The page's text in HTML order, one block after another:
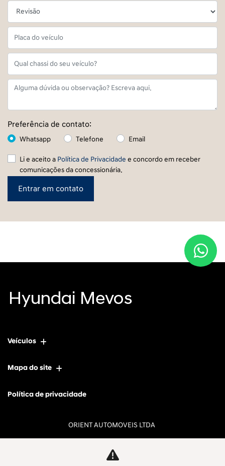
Preferência de contato:
Whatsapp Telefone Email
Li e aceito a Política de Privacidade e concordo em receber
comunicações da concessionária.
Entrar em contato
Veículos
Mapa do site
Política de privacidade
ORIENT AUTOMOVEIS LTDA